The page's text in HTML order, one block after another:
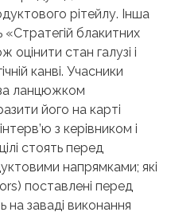
рітейлу. Інша
блакитних
оцінити стан галузі і
канві. Учасники
ланцюжком
його на карті
з керівником і
стоять перед
напрямками; які
поставлені перед
заваді виконання